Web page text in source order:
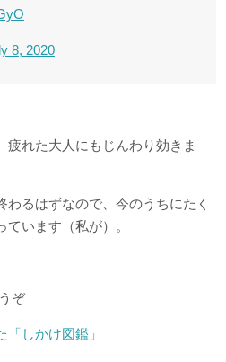
8, 2020
疲れた大人にもじんわり効きま
るはずなので、今のうちにたく
います（私が）。
ぞ
しかけ図鑑」